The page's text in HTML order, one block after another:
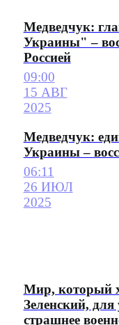
Медведчук:
Украины" –
Россией
09:00
15 АВГ
2025
Медведчук:
Украины –
06:11
26 ИЮЛ
2025
Мир, который
Зеленский, для
страшнее